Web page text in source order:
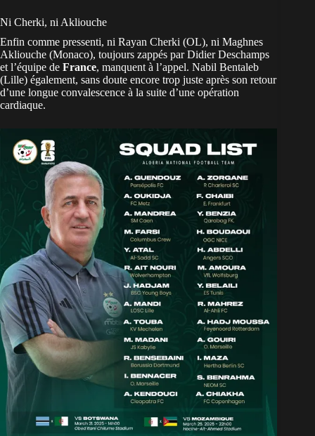
Ni Cherki, ni Akliouche
Enfin comme pressenti, ni Rayan Cherki (OL), ni Maghnes
Akliouche (Monaco), toujours zappés par Didier Deschamps
et l’équipe de France, manquent à l’appel. Nabil Bentaleb
(Lille) également, sans doute encore trop juste après son retour
d’une longue convalescence à la suite d’une opération
cardiaque.